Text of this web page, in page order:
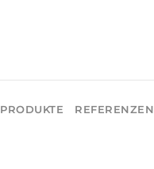
PRODUKTE REFERENZEN